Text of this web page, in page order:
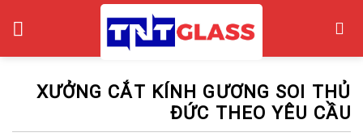
XƯỞNG CẮT KÍNH GƯƠNG SOI THỦ
ĐỨC THEO YÊU CẦU